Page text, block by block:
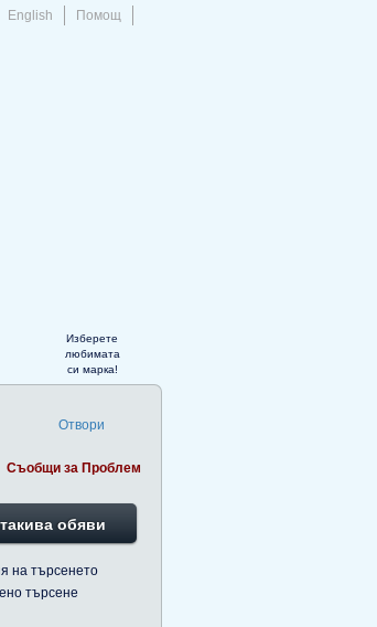
English Помощ
Изберете
любимата
си марка!
Отвори
Съобщи за Проблем
обяви
на търсенето
търсене